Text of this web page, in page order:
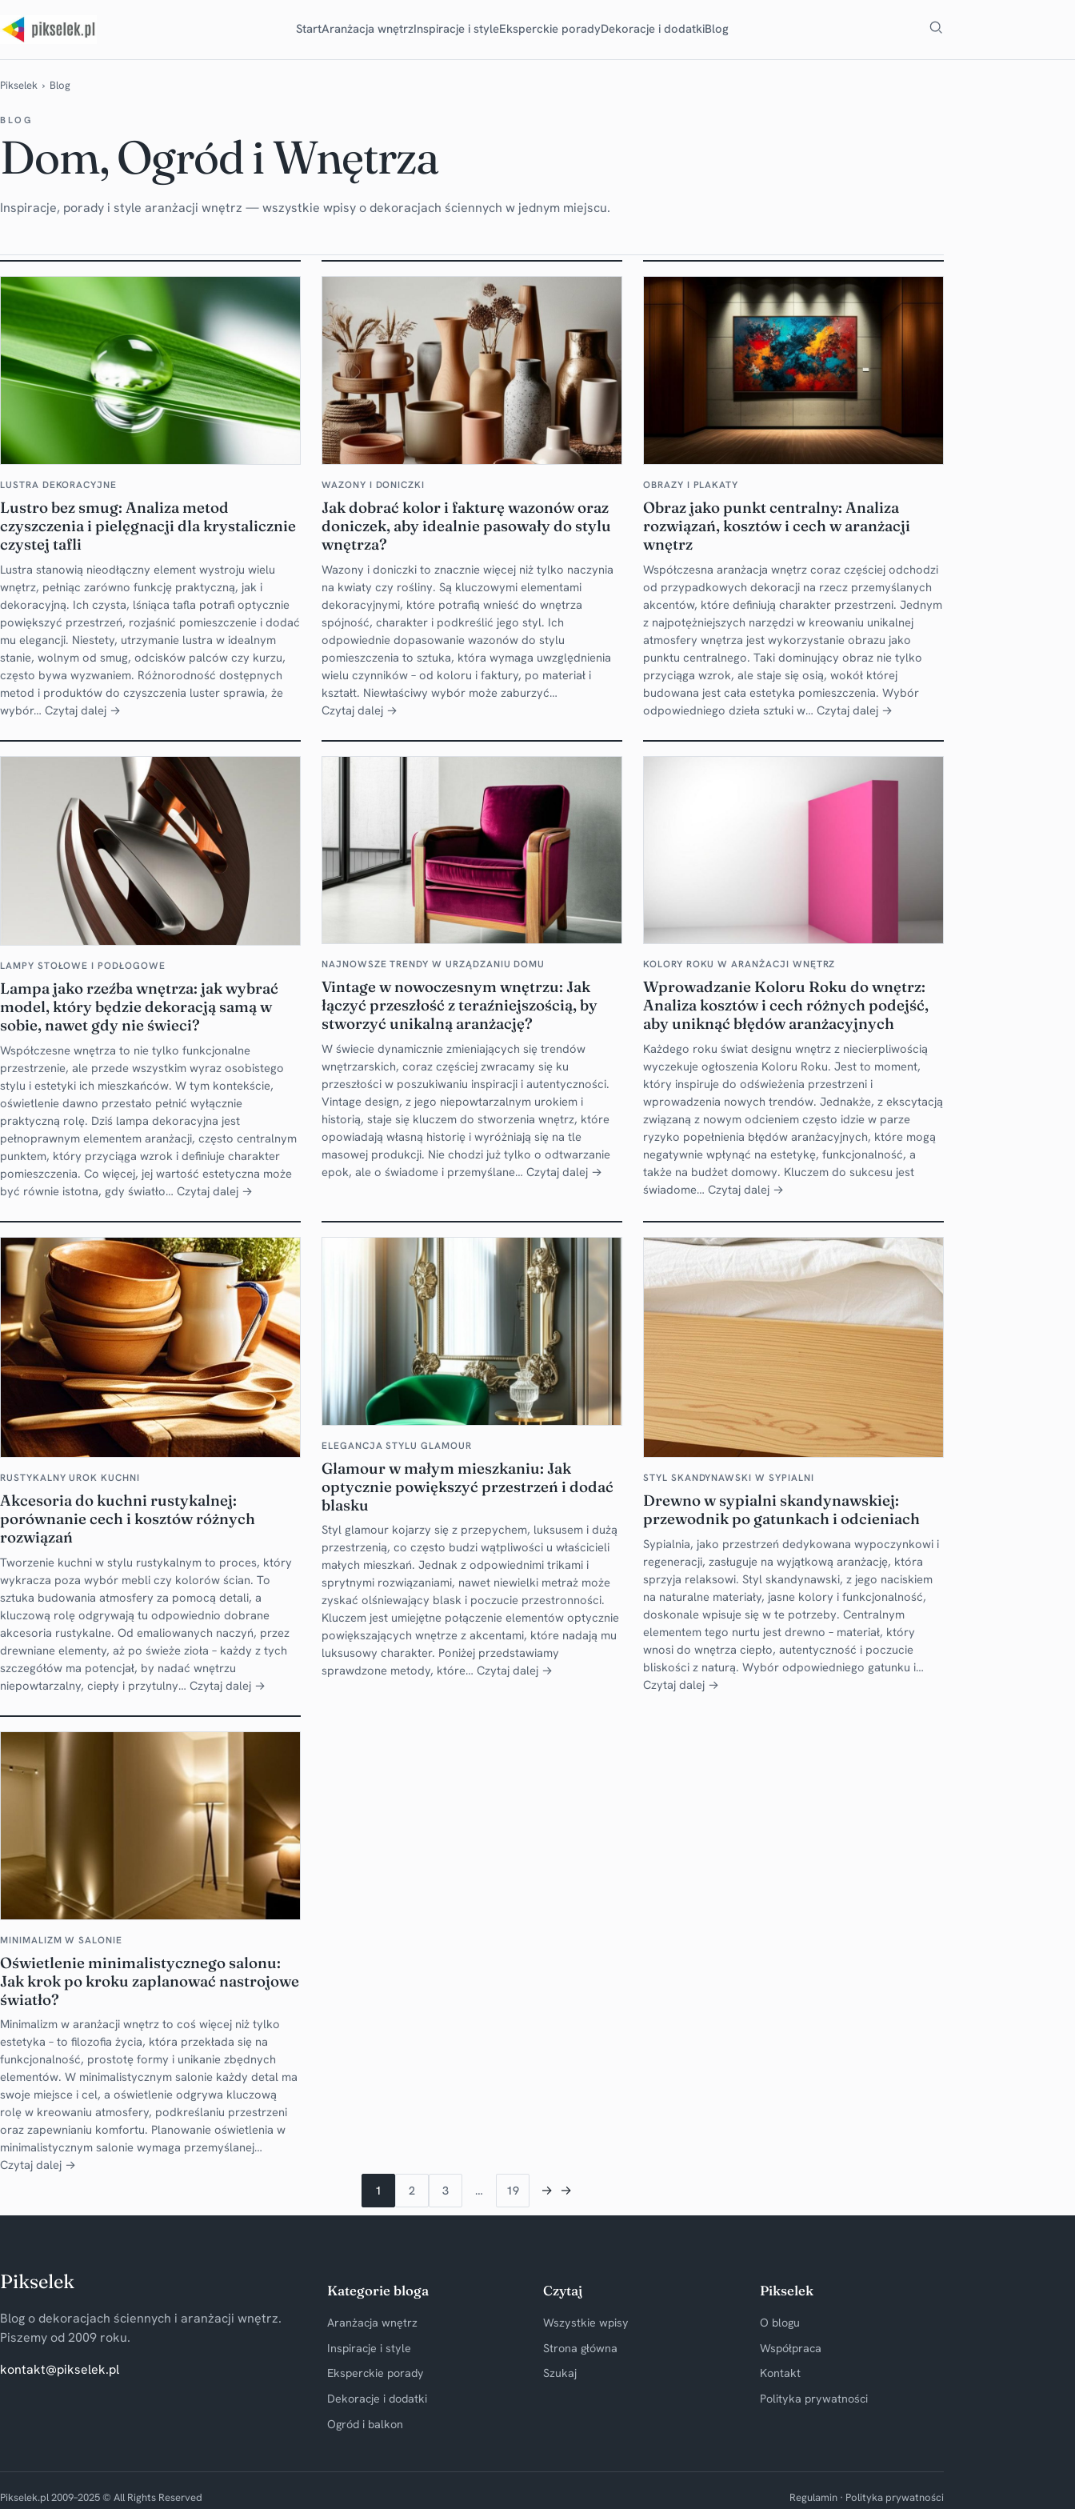
StartAranżacja wnętrzInspiracje i styleEksperckie poradyDekoracje i dodatkiBlog
Pikselek › Blog
BLOG
Dom, Ogród i Wnętrza
Inspiracje, porady i style aranżacji wnętrz — wszystkie wpisy o dekoracjach ściennych w jednym miejscu.
LUSTRA DEKORACYJNE
Lustro bez smug: Analiza metod
czyszczenia i pielęgnacji dla krystalicznie
czystej tafli
Lustra stanowią nieodłączny element wystroju wielu
wnętrz, pełniąc zarówno funkcję praktyczną, jak i
dekoracyjną. Ich czysta, lśniąca tafla potrafi optycznie
powiększyć przestrzeń, rozjaśnić pomieszczenie i dodać
mu elegancji. Niestety, utrzymanie lustra w idealnym
stanie, wolnym od smug, odcisków palców czy kurzu,
często bywa wyzwaniem. Różnorodność dostępnych
metod i produktów do czyszczenia luster sprawia, że
wybór… Czytaj dalej →
WAZONY I DONICZKI
Jak dobrać kolor i fakturę wazonów oraz
doniczek, aby idealnie pasowały do stylu
wnętrza?
Wazony i doniczki to znacznie więcej niż tylko naczynia
na kwiaty czy rośliny. Są kluczowymi elementami
dekoracyjnymi, które potrafią wnieść do wnętrza
spójność, charakter i podkreślić jego styl. Ich
odpowiednie dopasowanie wazonów do stylu
pomieszczenia to sztuka, która wymaga uwzględnienia
wielu czynników – od koloru i faktury, po materiał i
kształt. Niewłaściwy wybór może zaburzyć…
Czytaj dalej →
OBRAZY I PLAKATY
Obraz jako punkt centralny: Analiza
rozwiązań, kosztów i cech w aranżacji
wnętrz
Współczesna aranżacja wnętrz coraz częściej odchodzi
od przypadkowych dekoracji na rzecz przemyślanych
akcentów, które definiują charakter przestrzeni. Jednym
z najpotężniejszych narzędzi w kreowaniu unikalnej
atmosfery wnętrza jest wykorzystanie obrazu jako
punktu centralnego. Taki dominujący obraz nie tylko
przyciąga wzrok, ale staje się osią, wokół której
budowana jest cała estetyka pomieszczenia. Wybór
odpowiedniego dzieła sztuki w… Czytaj dalej →
LAMPY STOŁOWE I PODŁOGOWE
Lampa jako rzeźba wnętrza: jak wybrać
model, który będzie dekoracją samą w
sobie, nawet gdy nie świeci?
Współczesne wnętrza to nie tylko funkcjonalne
przestrzenie, ale przede wszystkim wyraz osobistego
stylu i estetyki ich mieszkańców. W tym kontekście,
oświetlenie dawno przestało pełnić wyłącznie
praktyczną rolę. Dziś lampa dekoracyjna jest
pełnoprawnym elementem aranżacji, często centralnym
punktem, który przyciąga wzrok i definiuje charakter
pomieszczenia. Co więcej, jej wartość estetyczna może
być równie istotna, gdy światło… Czytaj dalej →
NAJNOWSZE TRENDY W URZĄDZANIU DOMU
Vintage w nowoczesnym wnętrzu: Jak
łączyć przeszłość z teraźniejszością, by
stworzyć unikalną aranżację?
W świecie dynamicznie zmieniających się trendów
wnętrzarskich, coraz częściej zwracamy się ku
przeszłości w poszukiwaniu inspiracji i autentyczności.
Vintage design, z jego niepowtarzalnym urokiem i
historią, staje się kluczem do stworzenia wnętrz, które
opowiadają własną historię i wyróżniają się na tle
masowej produkcji. Nie chodzi już tylko o odtwarzanie
epok, ale o świadome i przemyślane… Czytaj dalej →
KOLORY ROKU W ARANŻACJI WNĘTRZ
Wprowadzanie Koloru Roku do wnętrz:
Analiza kosztów i cech różnych podejść,
aby uniknąć błędów aranżacyjnych
Każdego roku świat designu wnętrz z niecierpliwością
wyczekuje ogłoszenia Koloru Roku. Jest to moment,
który inspiruje do odświeżenia przestrzeni i
wprowadzenia nowych trendów. Jednakże, z ekscytacją
związaną z nowym odcieniem często idzie w parze
ryzyko popełnienia błędów aranżacyjnych, które mogą
negatywnie wpłynąć na estetykę, funkcjonalność, a
także na budżet domowy. Kluczem do sukcesu jest
świadome… Czytaj dalej →
RUSTYKALNY UROK KUCHNI
Akcesoria do kuchni rustykalnej:
porównanie cech i kosztów różnych
rozwiązań
Tworzenie kuchni w stylu rustykalnym to proces, który
wykracza poza wybór mebli czy kolorów ścian. To
sztuka budowania atmosfery za pomocą detali, a
kluczową rolę odgrywają tu odpowiednio dobrane
akcesoria rustykalne. Od emaliowanych naczyń, przez
drewniane elementy, aż po świeże zioła – każdy z tych
szczegółów ma potencjał, by nadać wnętrzu
niepowtarzalny, ciepły i przytulny… Czytaj dalej →
ELEGANCJA STYLU GLAMOUR
Glamour w małym mieszkaniu: Jak
optycznie powiększyć przestrzeń i dodać
blasku
Styl glamour kojarzy się z przepychem, luksusem i dużą
przestrzenią, co często budzi wątpliwości u właścicieli
małych mieszkań. Jednak z odpowiednimi trikami i
sprytnymi rozwiązaniami, nawet niewielki metraż może
zyskać olśniewający blask i poczucie przestronności.
Kluczem jest umiejętne połączenie elementów optycznie
powiększających wnętrze z akcentami, które nadają mu
luksusowy charakter. Poniżej przedstawiamy
sprawdzone metody, które… Czytaj dalej →
STYL SKANDYNAWSKI W SYPIALNI
Drewno w sypialni skandynawskiej:
przewodnik po gatunkach i odcieniach
Sypialnia, jako przestrzeń dedykowana wypoczynkowi i
regeneracji, zasługuje na wyjątkową aranżację, która
sprzyja relaksowi. Styl skandynawski, z jego naciskiem
na naturalne materiały, jasne kolory i funkcjonalność,
doskonale wpisuje się w te potrzeby. Centralnym
elementem tego nurtu jest drewno – materiał, który
wnosi do wnętrza ciepło, autentyczność i poczucie
bliskości z naturą. Wybór odpowiedniego gatunku i…
Czytaj dalej →
MINIMALIZM W SALONIE
Oświetlenie minimalistycznego salonu:
Jak krok po kroku zaplanować nastrojowe
światło?
Minimalizm w aranżacji wnętrz to coś więcej niż tylko
estetyka – to filozofia życia, która przekłada się na
funkcjonalność, prostotę formy i unikanie zbędnych
elementów. W minimalistycznym salonie każdy detal ma
swoje miejsce i cel, a oświetlenie odgrywa kluczową
rolę w kreowaniu atmosfery, podkreślaniu przestrzeni
oraz zapewnianiu komfortu. Planowanie oświetlenia w
minimalistycznym salonie wymaga przemyślanej…
Czytaj dalej →
1 2 3 … 19 → →
Pikselek
Blog o dekoracjach ściennych i aranżacji wnętrz.
Piszemy od 2009 roku.
kontakt@pikselek.pl
Kategorie bloga
Aranżacja wnętrz
Inspiracje i style
Eksperckie porady
Dekoracje i dodatki
Ogród i balkon
Czytaj
Wszystkie wpisy
Strona główna
Szukaj
Pikselek
O blogu
Współpraca
Kontakt
Polityka prywatności
Pikselek.pl 2009–2025 © All Rights Reserved Regulamin · Polityka prywatności